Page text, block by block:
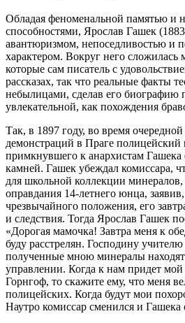
Обладая феноменальной памятью и
способностями, Ярослав Гашек
авантюризмом, непоседливостью и
характером. Вокруг него сложилась
которые сам писатель с
рассказах, так что реальные факты
небылицами, сделав его биографию
увлекательной, как похождения
Так, в 1897 году, во время
демонстраций в Праге полицейский
примкнувшего к анархистам
камней. Гашек убеждал комиссара,
для школьной коллекции минералов,
оправдания 14-летнего юнца,
чрезвычайного положения, его
и следствия. Тогда Ярослав Гашек
«Дорогая мамочка! Завтра меня к
буду расстрелян. Господину
полученные мною минералы
управлении. Когда к нам придет
Горнгоф, то скажите ему, что меня
полицейских. Когда будут мои
Наутро комиссар сменился и Гашека